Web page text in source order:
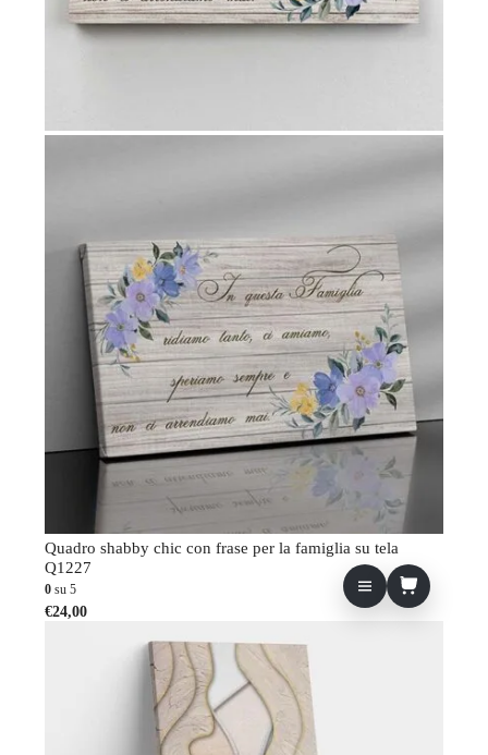
Quadro shabby chic con frase per la famiglia su tela
Q1227
0 su 5
€24,00